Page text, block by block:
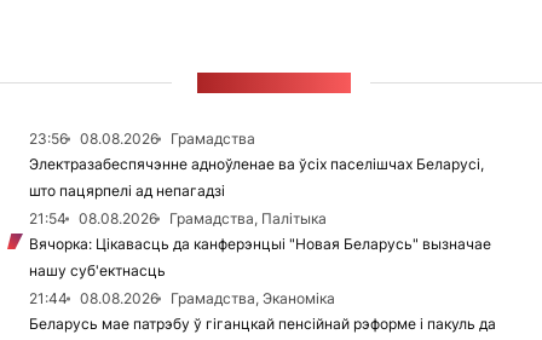
23:56 08.08.2026
Грамадства
Электразабеспячэнне адноўленае ва ўсіх паселішчах Беларусі,
што пацярпелі ад непагадзі
21:54
08.08.2026
Грамадства, Палітыка
Вячорка: Цікавасць да канферэнцыі "Новая Беларусь" вызначае
нашу суб'ектнасць
21:44
08.08.2026
Грамадства, Эканоміка
Беларусь мае патрэбу ў гіганцкай пенсійнай рэформе і пакуль да